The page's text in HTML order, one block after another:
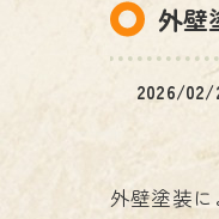
外壁
2026/02/
外壁塗装